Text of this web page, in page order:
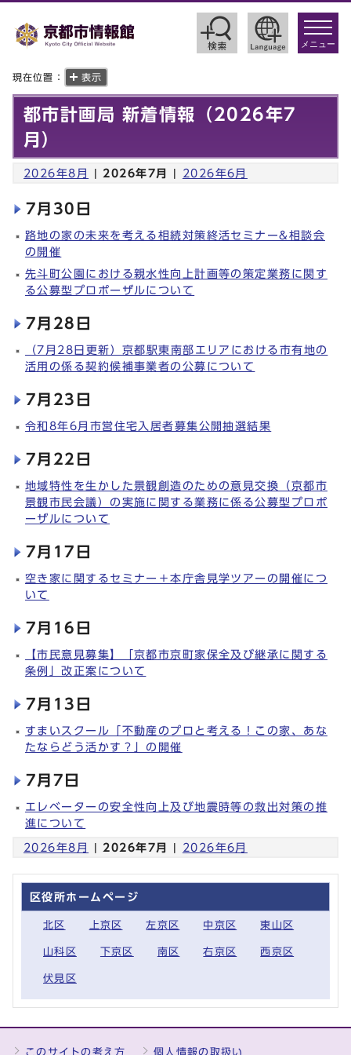
toggle
メニュー
現在位置： 表示
都市計画局 新着情報（2026年7
月）
2026年8月 2026年7月 2026年6月
7月30日
路地の家の未来を考える相続対策終活セミナー&相談会
の開催
先斗町公園における親水性向上計画等の策定業務に関す
る公募型プロポーザルについて
7月28日
（7月28日更新）京都駅東南部エリアにおける市有地の
活用の係る契約候補事業者の公募について
7月23日
令和8年6月市営住宅入居者募集公開抽選結果
7月22日
地域特性を生かした景観創造のための意見交換（京都市
景観市民会議）の実施に関する業務に係る公募型プロポ
ーザルについて
7月17日
空き家に関するセミナー＋本庁舎見学ツアーの開催につ
いて
7月16日
【市民意見募集】「京都市京町家保全及び継承に関する
条例」改正案について
7月13日
すまいスクール「不動産のプロと考える！この家、あな
たならどう活かす？」の開催
7月7日
エレベーターの安全性向上及び地震時等の救出対策の推
進について
2026年8月 2026年7月 2026年6月
区役所ホームページ
北区 上京区 左京区 中京区 東山区
山科区 下京区 南区 右京区 西京区
伏見区
このサイトの考え方 個人情報の取扱い